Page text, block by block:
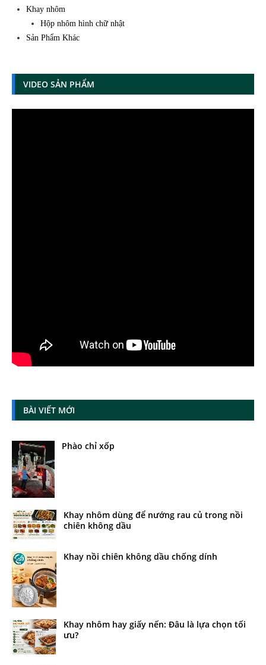
Khay nhôm
Hộp nhôm hình chữ nhật
Sản Phẩm Khác
VIDEO SẢN PHẨM
BÀI VIẾT MỚI
Phào chỉ xốp
Khay nhôm dùng để nướng rau củ trong nồi
chiên không dầu
Khay nồi chiên không dầu chống dính
Khay nhôm hay giấy nến: Đâu là lựa chọn tối
ưu?